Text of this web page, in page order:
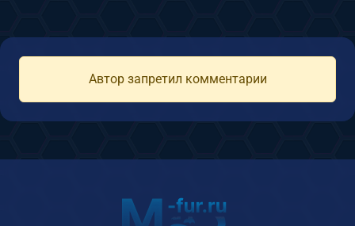
Автор запретил комментарии